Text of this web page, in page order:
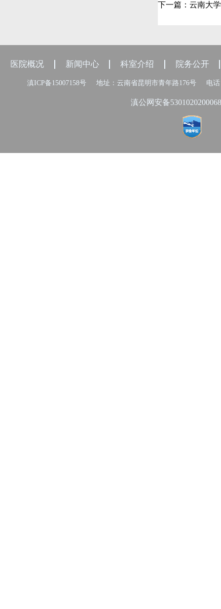
下一篇： 云南大
医院概况 新闻中心 科室介绍 院务公开
滇ICP备15007158号 地址：云南省昆明市青年路176号 电话
滇公网安备